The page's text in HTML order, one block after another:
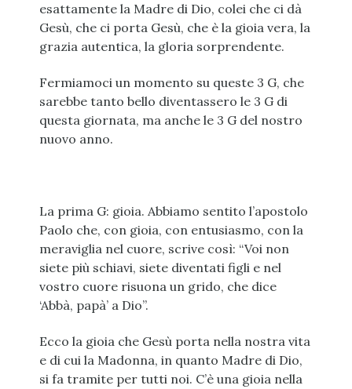
esattamente la Madre di Dio, colei che ci dà
Gesù, che ci porta Gesù, che è la gioia vera, la
grazia autentica, la gloria sorprendente.
Fermiamoci un momento su queste 3 G, che
sarebbe tanto bello diventassero le 3 G di
questa giornata, ma anche le 3 G del nostro
nuovo anno.
La prima G: gioia. Abbiamo sentito l’apostolo
Paolo che, con gioia, con entusiasmo, con la
meraviglia nel cuore, scrive così: “Voi non
siete più schiavi, siete diventati figli e nel
vostro cuore risuona un grido, che dice
‘Abbà, papà’ a Dio”.
Ecco la gioia che Gesù porta nella nostra vita
e di cui la Madonna, in quanto Madre di Dio,
si fa tramite per tutti noi. C’è una gioia nella